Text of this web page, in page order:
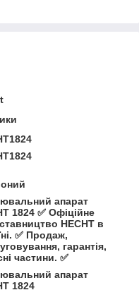
апарат
1824 ✅ Офіційне
HECHT в
✅ Продаж,
гарантія,
частини. ✅
апарат
1824